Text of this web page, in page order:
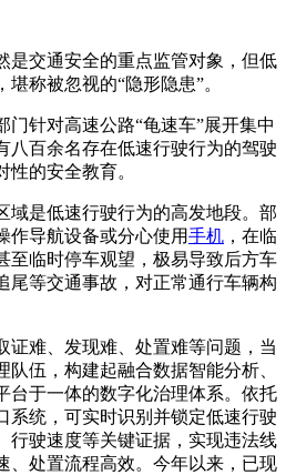
是交通安全的重点监管对象，但低
称被忽视的“隐形隐患”。
门针对高速公路“龟速车”展开集中
八百余名存在低速行驶行为的驾驶
性的安全教育。
域是低速行驶行为的高发地段。部
作导航设备或分心使用手机 ，在临
至临时停车观望，极易导致后方车
尾等交通事故，对正常通行车辆构
证难、发现难、处置难等问题，当
伍，构建起融合数据智能分析、
台于一体的数字化治理体系。依托
系统，可实时识别并锁定低速行驶
行驶速度等关键证据，实现违法线
、处置流程高效。今年以来，已现